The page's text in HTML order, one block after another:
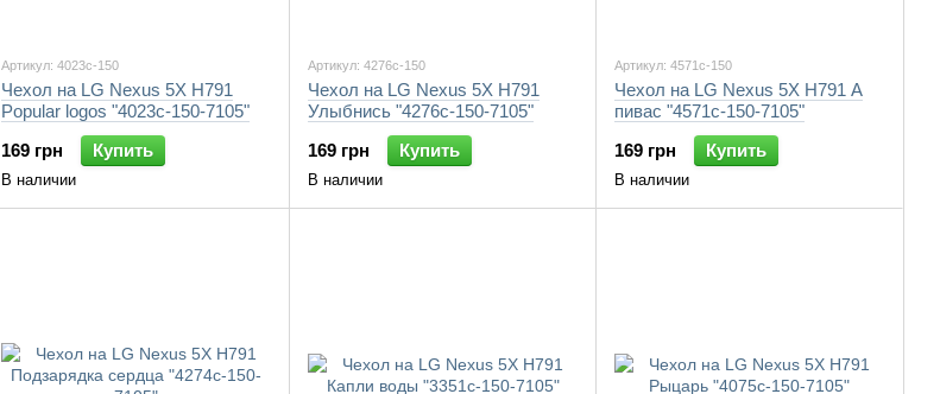
Артикул: 4023c-150
Чехол на LG Nexus 5X H791
Popular logos "4023c-150-7105"
169 грн
Купить
В наличии
Артикул: 4276c-150
Чехол на LG Nexus 5X H791
Улыбнись "4276c-150-7105"
169 грн
Купить
В наличии
Артикул: 4571c-150
Чехол на LG Nexus 5X H791 А
пивас "4571c-150-7105"
169 грн
Купить
В наличии